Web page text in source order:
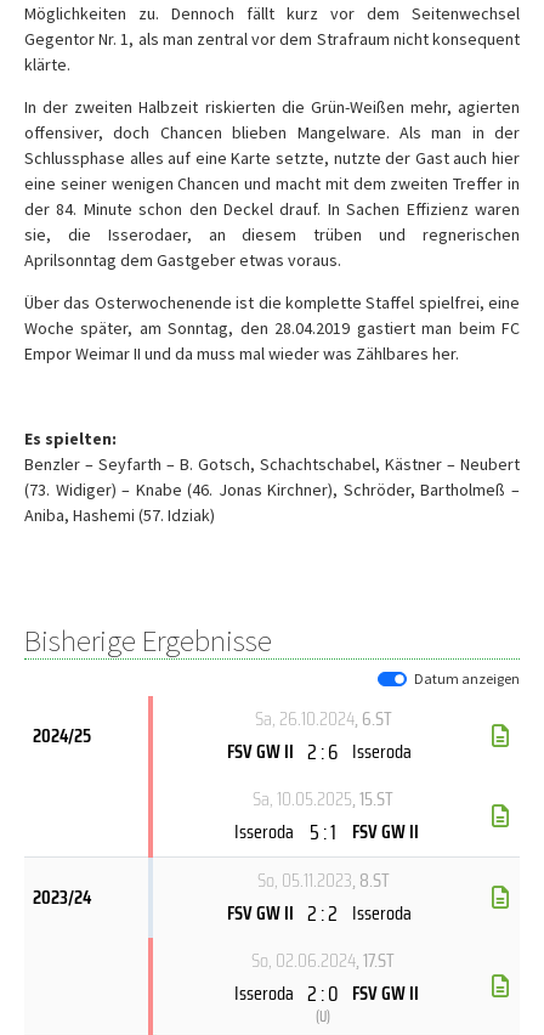
Möglichkeiten zu. Dennoch fällt kurz vor dem Seitenwechsel
Gegentor Nr. 1, als man zentral vor dem Strafraum nicht konsequent
klärte.
In der zweiten Halbzeit riskierten die Grün-Weißen mehr, agierten
offensiver, doch Chancen blieben Mangelware. Als man in der
Schlussphase alles auf eine Karte setzte, nutzte der Gast auch hier
eine seiner wenigen Chancen und macht mit dem zweiten Treffer in
der 84. Minute schon den Deckel drauf. In Sachen Effizienz waren
sie, die Isserodaer, an diesem trüben und regnerischen
Aprilsonntag dem Gastgeber etwas voraus.
Über das Osterwochenende ist die komplette Staffel spielfrei, eine
Woche später, am Sonntag, den 28.04.2019 gastiert man beim FC
Empor Weimar II und da muss mal wieder was Zählbares her.
Es spielten:
Benzler – Seyfarth – B. Gotsch, Schachtschabel, Kästner – Neubert
(73. Widiger) – Knabe (46. Jonas Kirchner), Schröder, Bartholmeß –
Aniba, Hashemi (57. Idziak)
Bisherige Ergebnisse
Datum anzeigen
2024/25
Sa, 26.10.2024, 6.ST
FSV GW II 2 : 6 Isseroda
Sa, 10.05.2025, 15.ST
Isseroda 5 : 1 FSV GW II
2023/24
So, 05.11.2023, 8.ST
FSV GW II 2 : 2 Isseroda
So, 02.06.2024, 17.ST
Isseroda 2 : 0
(U)
FSV GW II